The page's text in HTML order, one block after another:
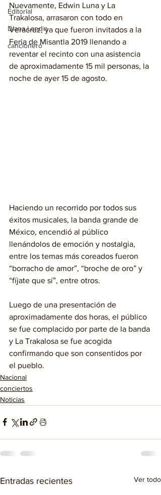
Editorial
Diana Landin
cancionero
Nuevamente, Edwin Luna y La
Trakalosa, arrasaron con todo en
Veracruz, ya que fueron invitados a la
Feria de Misantla 2019 llenando a
reventar el recinto con una asistencia
de aproximadamente 15 mil personas, la
noche de ayer 15 de agosto.
Haciendo un recorrido por todos sus
éxitos musicales, la banda grande de
México, encendió al público
llenándolos de emoción y nostalgia,
entre los temas más coreados fueron
“borracho de amor”, “broche de oro” y
“fíjate que sí”, entre otros.
Luego de una presentación de
aproximadamente dos horas, el público
se fue complacido por parte de la banda
y La Trakalosa se fue acogida
confirmando que son consentidos por
el pueblo.
Nacional
conciertos
Noticias
Entradas recientes Ver todo